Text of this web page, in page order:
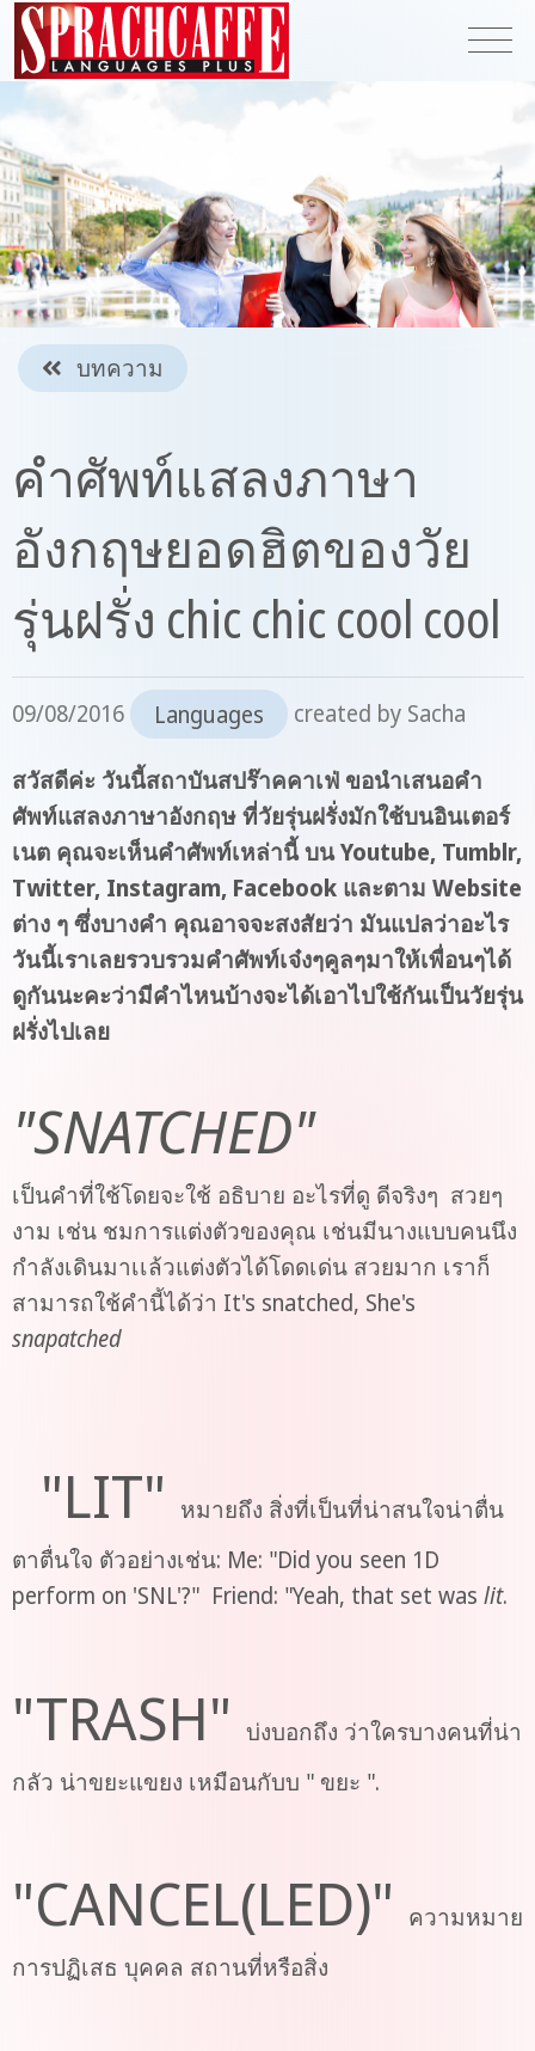
บทความ
คำศัพท์แสลงภาษา
อังกฤษยอดฮิตของวัย
รุ่นฝรั่ง chic chic cool cool
09/08/2016 Languages created by Sacha
สวัสดีค่ะ วันนี้สถาบันสปร๊าคคาเฟ่ ขอนำเสนอคำ
ศัพท์แสลงภาษาอังกฤษ ที่วัยรุ่นฝรั่งมักใช้บนอินเตอร์
เนต คุณจะเห็นคำศัพท์เหล่านี้ บน Youtube, Tumblr,
Twitter, Instagram, Facebook และตาม Website
ต่าง ๆ ซึ่งบางคำ คุณอาจจะสงสัยว่า มันแปลว่าอะไร
วันนี้เราเลยรวบรวมคำศัพท์เจ๋งๆคูลๆมาให้เพื่อนๆได้
ดูกันนะคะว่ามีคำไหนบ้างจะได้เอาไปใช้กันเป็นวัยรุ่น
ฝรั่งไปเลย
"SNATCHED"
เป็นคำที่ใช้โดยจะใช้ อธิบาย อะไรที่ดู ดีจริงๆ สวยๆ
งาม เช่น ชมการแต่งตัวของคุณ เช่นมีนางแบบคนนึง
กำลังเดินมาเเล้วแต่งตัวได้โดดเด่น สวยมาก เราก็
สามารถใช้คำนี้ได้ว่า It's snatched, She's
snapatched
"LIT"
หมายถึง สิ่งที่เป็นที่น่าสนใจน่าตื่น
ตาตื่นใจ ตัวอย่างเช่น: Me: "Did you seen 1D
perform on 'SNL'?" Friend: "Yeah, that set was lit.
"TRASH" บ่งบอกถึง ว่าใครบางคนที่น่า
กลัว น่าขยะแขยง เหมือนกับบ " ขยะ ".
"CANCEL(LED)"
ความหมาย
การปฏิเสธ บุคคล สถานที่หรือสิ่ง